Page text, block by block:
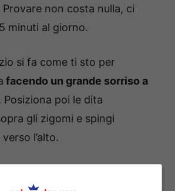
Provare non costa nulla, ci
minuti al giorno.
si fa come ti sto per
facendo un grande sorriso a
Posiziona poi le dita
gli zigomi e spingi
l’alto.